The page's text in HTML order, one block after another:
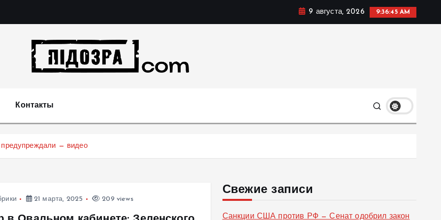
9 августа, 2026 9:36:46 AM
Контакты
— видео
21 марта, 2025 209 views
Свежие записи
Санкции США против РФ — Сенат одобрил закон